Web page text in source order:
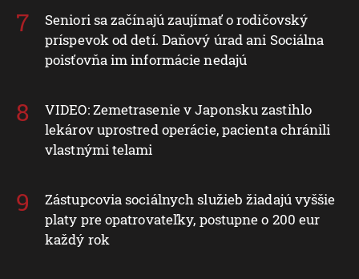
Seniori sa začínajú zaujímať o rodičovský
príspevok od detí. Daňový úrad ani Sociálna
poisťovňa im informácie nedajú
VIDEO: Zemetrasenie v Japonsku zastihlo
lekárov uprostred operácie, pacienta chránili
vlastnými telami
Zástupcovia sociálnych služieb žiadajú vyššie
platy pre opatrovateľky, postupne o 200 eur
každý rok